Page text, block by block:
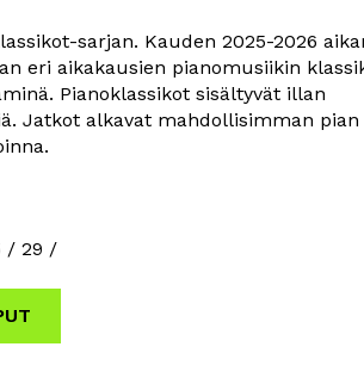
sarjan. Kauden 2025-2026
eri aikakausien pianomusiikin
Pianoklassikot sisältyvät illan
Jatkot alkavat mahdollisimman pian
/ 29 /